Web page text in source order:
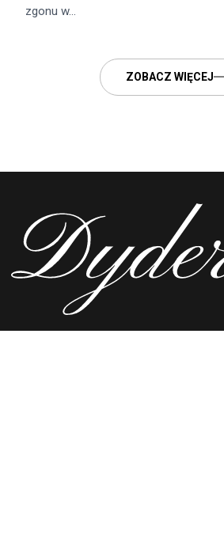
zgonu w…
ZOBACZ WIĘCEJ